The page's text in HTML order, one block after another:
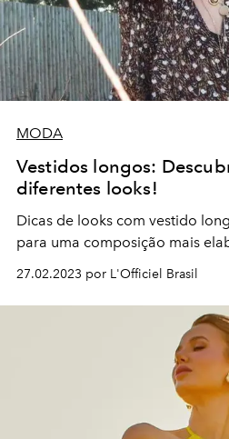
MODA
Vestidos longos:
diferentes looks!
Dicas de looks com vestido
para uma composição mais
27.02.2023 por L'Officiel Brasil